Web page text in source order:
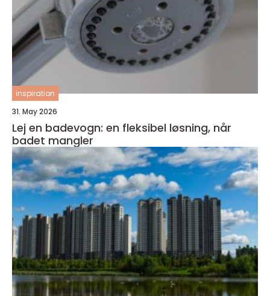
inspiration
31. May 2026
Lej en badevogn: en fleksibel løsning, når
badet mangler